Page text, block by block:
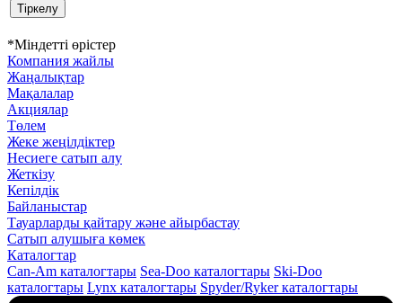
*Міндетті өрістер
Компания жайлы
Жаңалықтар
Мақалалар
Акциялар
Төлем
Жеке жеңілдіктер
Несиеге сатып алу
Жеткізу
Кепілдік
Байланыстар
Тауарларды қайтару және айырбастау
Сатып алушыға көмек
Каталогтар
Can-Am каталогтары Sea-Doo каталогтары Ski-Doo
каталогтары Lynx каталогтары Spyder/Ryker каталогтары